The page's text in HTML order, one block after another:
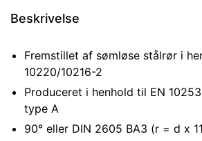
Beskrivelse
Fremstillet af sømløse stålrør i
10220/10216-2
Produceret i henhold til EN
type A
90° eller DIN 2605 BA3 (r = d x